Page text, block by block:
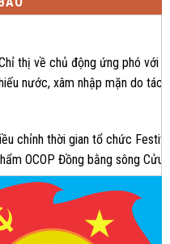
nước, xâm nhập mặn do tác
OCOP Đồng bằng sông Cửu
kết nối sản phẩm OCOP Đồng
tổ chức từ ngày 13 đến